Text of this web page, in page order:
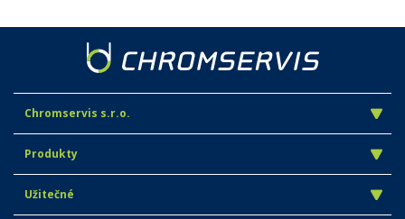
Chromservis s.r.o.
Produkty
Užitečné